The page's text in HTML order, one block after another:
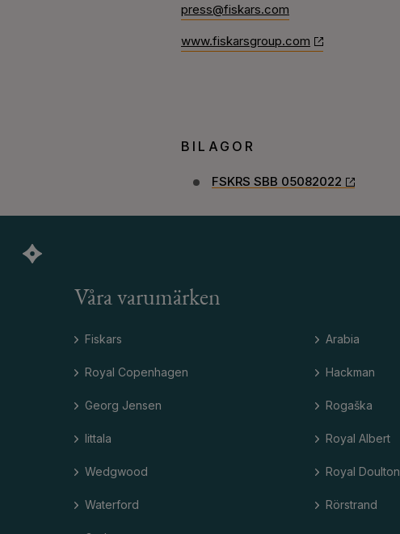
press@fiskars.com
www.fiskarsgroup.com
BILAGOR
FSKRS SBB 05082022
Våra varumärken
Fiskars
Royal Copenhagen
Georg Jensen
Iittala
Wedgwood
Waterford
Arabia
Hackman
Rogaška
Royal Albert
Royal Doulton
Rörstrand